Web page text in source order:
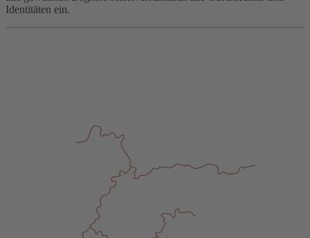
Identitäten ein.